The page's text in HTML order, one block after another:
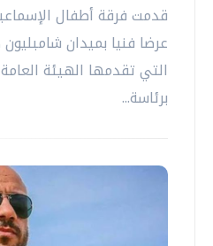
قدمت فرقة أطفال
عرضا فنيا بميدان
التي تقدمها الهيئة
برئاسة...